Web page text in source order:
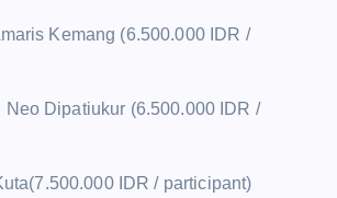
Kemang (6.500.000 IDR /
Neo Dipatiukur (6.500.000 IDR /
IDR / participant)